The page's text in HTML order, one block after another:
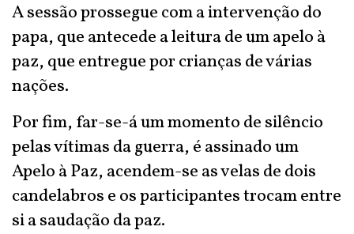
A sessão prossegue com a intervenção do
papa, que antecede a leitura de um apelo à
paz, que entregue por crianças de várias
nações.
Por fim, far-se-á um momento de silêncio
pelas vítimas da guerra, é assinado um
Apelo à Paz, acendem-se as velas de dois
candelabros e os participantes trocam entre
si a saudação da paz.